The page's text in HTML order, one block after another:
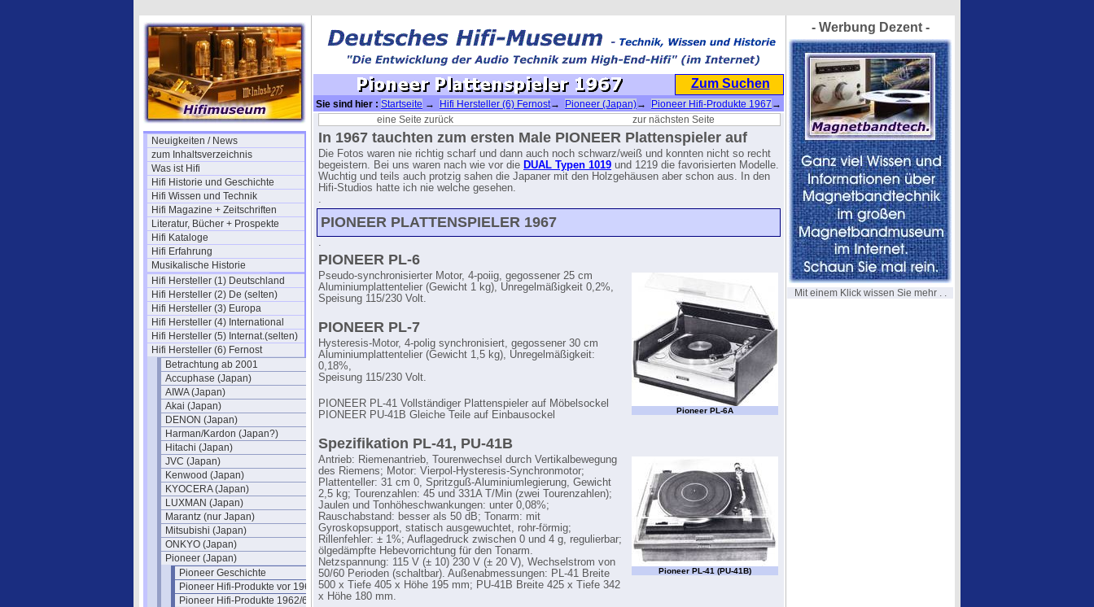
Neuigkeiten / News
zum Inhaltsverzeichnis
Was ist Hifi
Hifi Historie und Geschichte
Hifi Wissen und Technik
Hifi Magazine + Zeitschriften
Literatur, Bücher + Prospekte
Hifi Kataloge
Hifi Erfahrung
Musikalische Historie
Hifi Hersteller (1) Deutschland
Hifi Hersteller (2) De (selten)
Hifi Hersteller (3) Europa
Hifi Hersteller (4) International
Hifi Hersteller (5) Internat.(selten)
Hifi Hersteller (6) Fernost
Betrachtung ab 2001
Accuphase (Japan)
AIWA (Japan)
Akai (Japan)
DENON (Japan)
Harman/Kardon (Japan?)
Hitachi (Japan)
JVC (Japan)
Kenwood (Japan)
KYOCERA (Japan)
LUXMAN (Japan)
Marantz (nur Japan)
Mitsubishi (Japan)
ONKYO (Japan)
Pioneer (Japan)
Pioneer Geschichte
Pioneer Hifi-Produkte vor 1961
Pioneer Hifi-Produkte 1962/63
Zum Suchen
Sie sind hier : Startseite → Hifi Hersteller (6) Fernost→ Pioneer (Japan)→ Pioneer Hifi-Produkte 1967 →
Pioneer Plattenspieler 1967
eine Seite zurück zur nächsten Seite
In 1967 tauchten zum ersten Male PIONEER Plattenspieler auf
Die Fotos waren nie richtig scharf und dann auch noch schwarz/weiß und konnten nicht so recht
begeistern. Bei uns waren nach wie vor die DUAL Typen 1019 und 1219 die favorisierten Modelle.
Wuchtig und teils auch protzig sahen die Japaner mit den Holzgehäusen aber schon aus. In den
Hifi-Studios hatte ich nie welche gesehen.
.
PIONEER PLATTENSPIELER 1967
.
PIONEER PL-6
Pioneer PL-6A
Pseudo-synchronisierter Motor, 4-poiig, gegossener 25 cm
Aluminiumplattentelier (Gewicht 1 kg), Unregelmäßigkeit 0,2%,
Speisung 115/230 Volt.
PIONEER PL-7
Hysteresis-Motor, 4-polig synchronisiert, gegossener 30 cm
Aluminiumplattentelier (Gewicht 1,5 kg), Unregelmäßigkeit:
0,18%,
Speisung 115/230 Volt.
PIONEER PL-41 Vollständiger Plattenspieler auf Möbelsockel
PIONEER PU-41B Gleiche Teile auf Einbausockel
Spezifikation PL-41, PU-41B
Pioneer PL-41 (PU-41B)
Antrieb: Riemenantrieb, Tourenwechsel durch Vertikalbewegung
des Riemens; Motor: Vierpol-Hysteresis-Synchronmotor;
Plattenteller: 31 cm 0, Spritzguß-Aluminiumlegierung, Gewicht
2,5 kg; Tourenzahlen: 45 und 331A T/Min (zwei Tourenzahlen);
Jaulen und Tonhöheschwankungen: unter 0,08%;
Rauschabstand: besser als 50 dB; Tonarm: mit
Gyroskopsupport, statisch ausgewuchtet, rohr-förmig;
Rillenfehler: ± 1%; Auflagedruck zwischen 0 und 4 g, regulierbar;
ölgedämpfte Hebevorrichtung für den Tonarm.
Netzspannung: 115 V (± 10) 230 V (± 20 V), Wechselstrom von
50/60 Perioden (schaltbar). Außenabmessungen: PL-41 Breite
500 x Tiefe 405 x Höhe 195 mm; PU-41B Breite 425 x Tiefe 342
x Höhe 180 mm.
- Werbung Dezent -
Mit einem Klick wissen Sie mehr . .